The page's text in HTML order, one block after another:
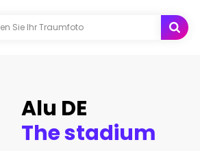
Alu DE
The stadium